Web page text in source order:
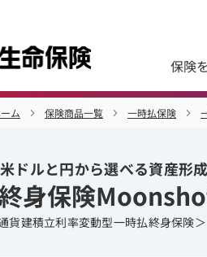
保険
ム 保険商品一覧 一時払保険
ドルと円から選べる資産形
身保険
貨建積立利率変動型一時払終身保険＞